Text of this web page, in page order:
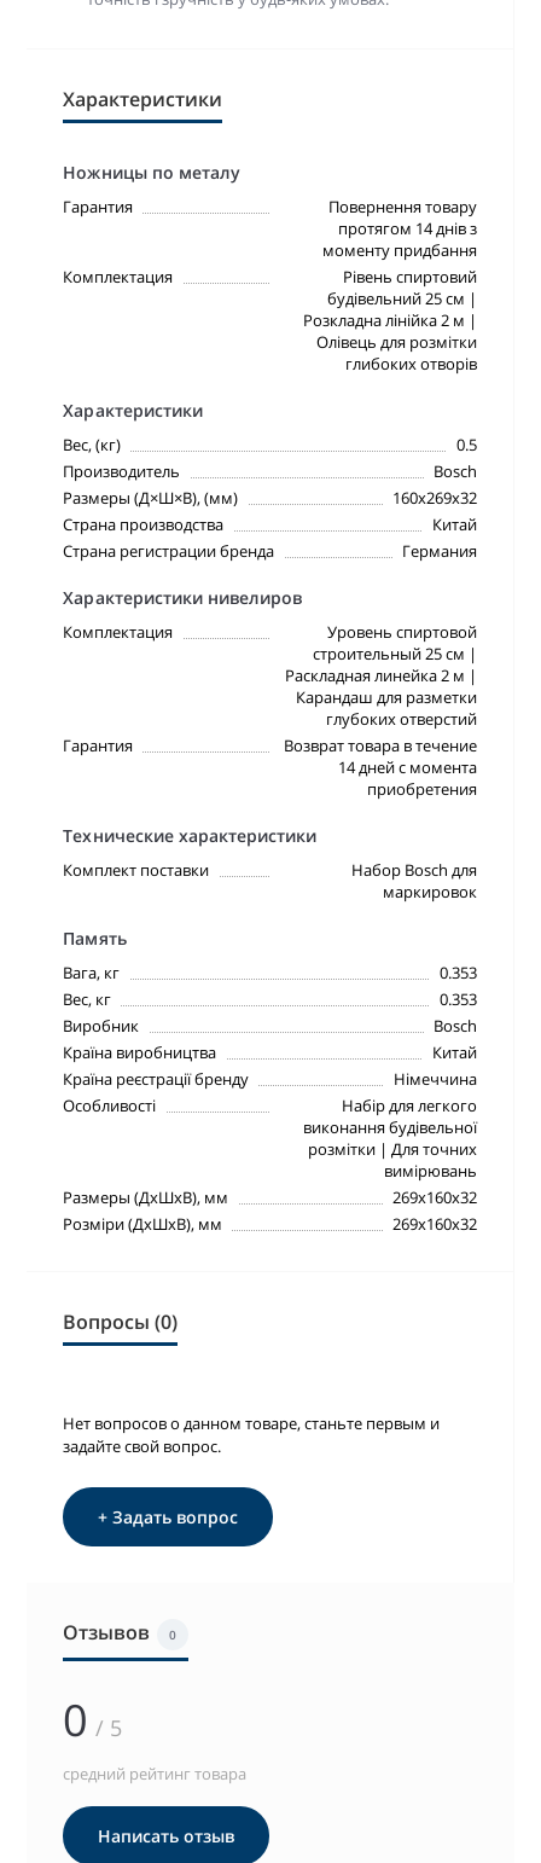
Характеристики
Ножницы по металу
Гарантия
Повернення товару
протягом 14 днів з
моменту придбання
Комплектация
Рівень спиртовий
будівельний 25 см |
Розкладна лінійка 2 м |
Олівець для розмітки
глибоких отворів
Характеристики
Вес, (кг)
0.5
Производитель
Bosch
Размеры (Д×Ш×В), (мм)
160х269х32
Страна производства
Китай
Страна регистрации бренда
Германия
Характеристики нивелиров
Комплектация
Уровень спиртовой
строительный 25 см |
Раскладная линейка 2 м |
Карандаш для разметки
глубоких отверстий
Гарантия
Возврат товара в течение
14 дней с момента
приобретения
Технические характеристики
Комплект поставки
Набор Bosch для
маркировок
Память
Вага, кг
0.353
Вес, кг
0.353
Виробник
Bosch
Країна виробництва
Китай
Країна реєстрації бренду
Німеччина
Особливості
Набір для легкого
виконання будівельної
розмітки | Для точних
вимірювань
Размеры (ДхШхВ), мм
269х160х32
Розміри (ДхШхВ), мм
269х160х32
Вопросы (0)
Нет вопросов о данном товаре, станьте первым и
задайте свой вопрос.
+ Задать вопрос
Отзывов 0
0 / 5
средний рейтинг товара
Написать отзыв